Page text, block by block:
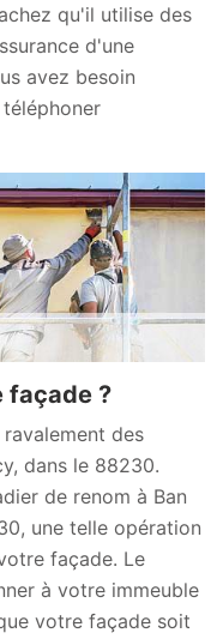
qu'il utilise des
d'une
avez besoin
façade ?
des
dans le 88230.
de renom à Ban
une telle opération
façade. Le
à votre immeuble
votre façade soit